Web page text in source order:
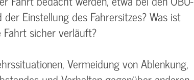
Einstellung des Fahrersitzes? Was ist
sicher verläuft?
Vermeidung von Ablenkung,